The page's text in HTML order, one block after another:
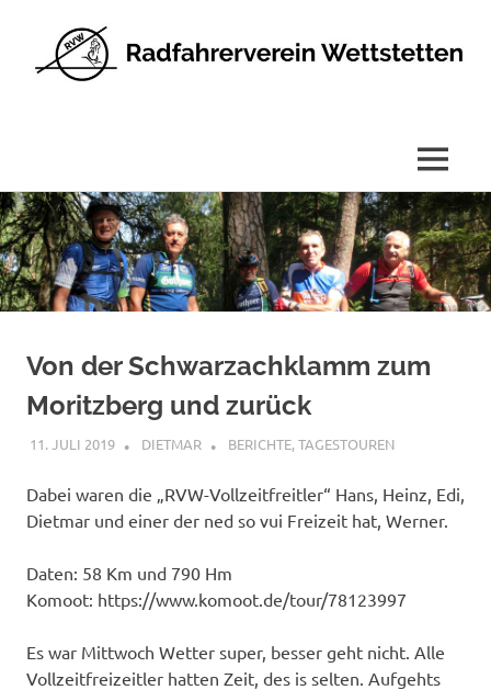
Zum
Inhalt
springen
MENÜ
Von der Schwarzachklamm zum
Moritzberg und zurück
11. JULI 2019 DIETMAR BERICHTE,TAGESTOUREN
Dabei waren die „RVW-Vollzeitfreitler“ Hans, Heinz, Edi,
Dietmar und einer der ned so vui Freizeit hat, Werner.
Daten: 58 Km und 790 Hm
Komoot: https://www.komoot.de/tour/78123997
Es war Mittwoch Wetter super, besser geht nicht. Alle
Vollzeitfreizeitler hatten Zeit, des is selten. Aufgehts